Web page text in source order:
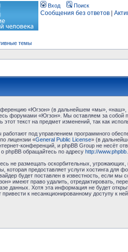
Вход Поиск
Сообщения без ответов
темы
«Югзон» (в дальнейшем «мы», «наш»,
форумами «Югзон». Мы оставляем за собой
этот текст на предмет изменений, так как
под управлением программного
лицензии «General Public License» (в
конференций, и phpBB Group не несёт
phpBB обращайтесь по адресу http://
не размещать оскорбительных,
которая предоставляет услуги хостинга
будет поставлен в известность, если мы
имеют право удалить, отредактировать,
данных. Хотя эта информация не будет
привести к несанкционированному доступу к ней.